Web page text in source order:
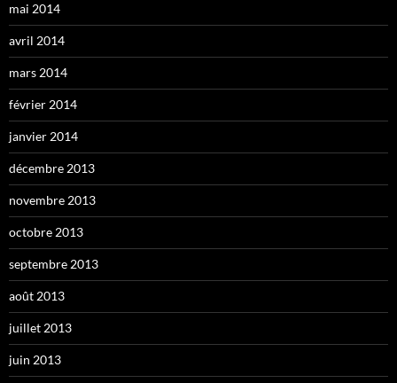
mai 2014
avril 2014
mars 2014
février 2014
janvier 2014
décembre 2013
novembre 2013
octobre 2013
septembre 2013
août 2013
juillet 2013
juin 2013